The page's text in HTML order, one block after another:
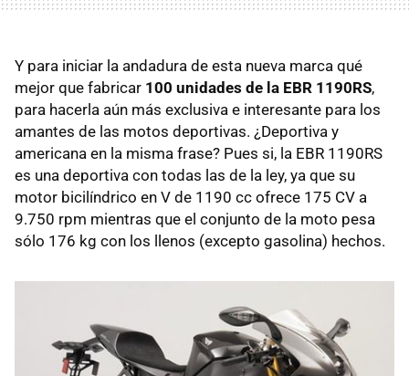
Y para iniciar la andadura de esta nueva marca qué
mejor que fabricar 100 unidades de la EBR 1190RS,
para hacerla aún más exclusiva e interesante para los
amantes de las motos deportivas. ¿Deportiva y
americana en la misma frase? Pues si, la EBR 1190RS
es una deportiva con todas las de la ley, ya que su
motor bicilíndrico en V de 1190 cc ofrece 175 CV a
9.750 rpm mientras que el conjunto de la moto pesa
sólo 176 kg con los llenos (excepto gasolina) hechos.